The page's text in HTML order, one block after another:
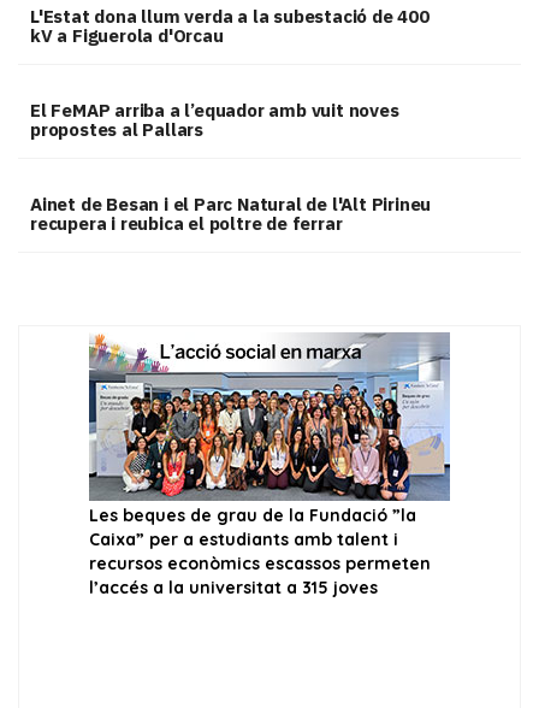
L'Estat dona llum verda a la subestació de 400
kV a Figuerola d'Orcau
El FeMAP arriba a l’equador amb vuit noves
propostes al Pallars
Ainet de Besan i el Parc Natural de l'Alt Pirineu
recupera i reubica el poltre de ferrar